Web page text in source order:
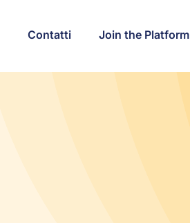
Contatti Join the Platform